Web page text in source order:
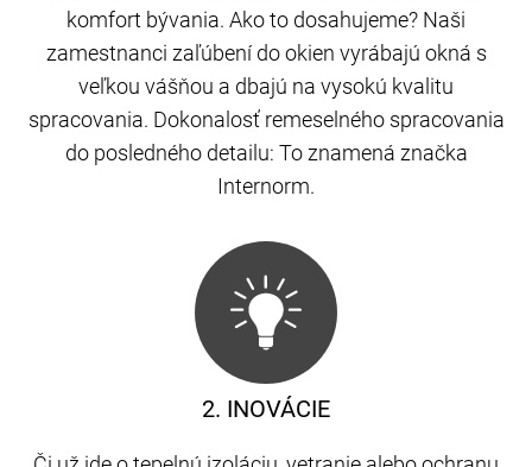
komfort bývania. Ako to dosahujeme? Naši
zamestnanci zaľúbení do okien vyrábajú okná s
veľkou vášňou a dbajú na vysokú kvalitu
spracovania. Dokonalosť remeselného spracovania
do posledného detailu: To znamená značka
Internorm.
2. INOVÁCIE